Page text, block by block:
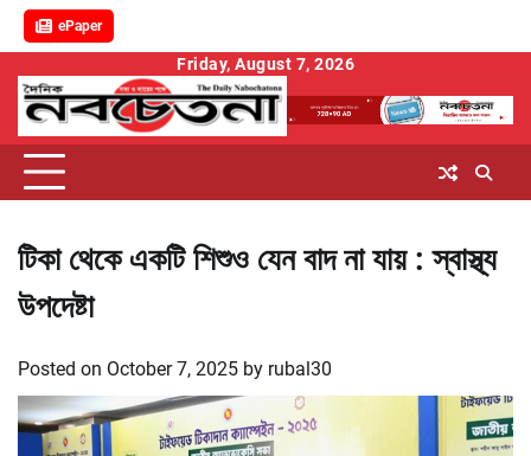
ePaper
content
Friday, August 7, 2026
টিকা থেকে একটি শিশুও যেন বাদ না যায় : স্বাস্থ্য
উপদেষ্টা
Posted on October 7, 2025 by rubal30